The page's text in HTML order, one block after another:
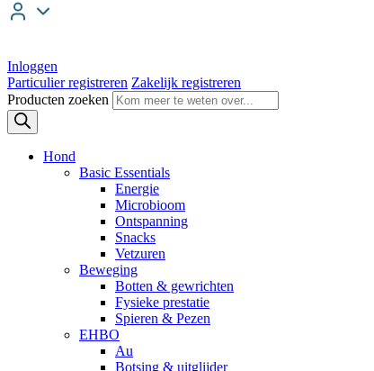
Inloggen
Particulier registreren Zakelijk registreren
Producten zoeken
Hond
Basic Essentials
Energie
Microbioom
Ontspanning
Snacks
Vetzuren
Beweging
Botten & gewrichten
Fysieke prestatie
Spieren & Pezen
EHBO
Au
Botsing & uitglijder